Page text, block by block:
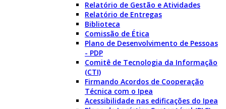
Relatório de Gestão e Atividades
Relatório de Entregas
Biblioteca
Comissão de Ética
Plano de Desenvolvimento de Pessoas
- PDP
Comitê de Tecnologia da Informação
(CTI)
Firmando Acordos de Cooperação
Técnica com o Ipea
Acessibilidade nas edificações do Ipea